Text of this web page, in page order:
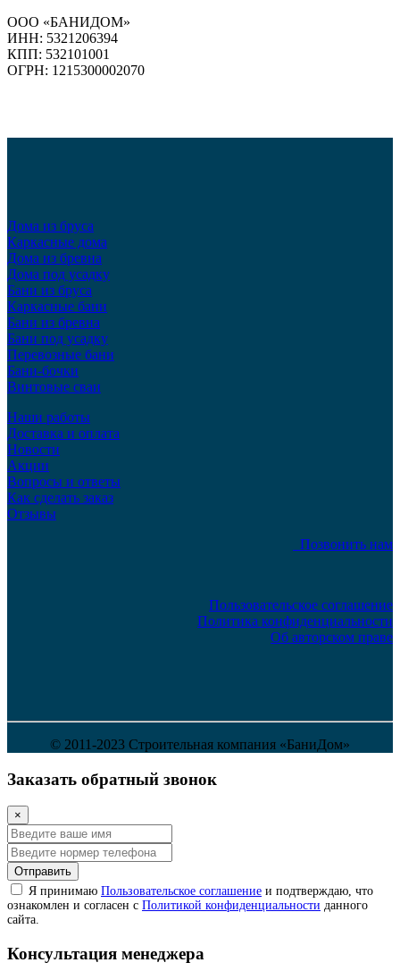
ООО «БАНИДОМ»
ИНН: 5321206394
КПП: 532101001
ОГРН: 1215300002070
Дома из бруса
Каркасные дома
Дома из бревна
Дома под усадку
Бани из бруса
Каркасные бани
Бани из бревна
Бани под усадку
Перевозные бани
Бани-бочки
Винтовые сваи
Наши работы
Доставка и оплата
Новости
Акции
Вопросы и ответы
Как сделать заказ
Отзывы
Позвонить нам
Пользовательское соглашение
Политика конфиденциальности
Об авторском праве
© 2011-2023 Строительная компания «БаниДом»
Заказать обратный звонок
×
Отправить
Я принимаю Пользовательское соглашение и подтверждаю, что
ознакомлен и согласен с Политикой конфиденциальности данного
сайта.
Консультация менеджера